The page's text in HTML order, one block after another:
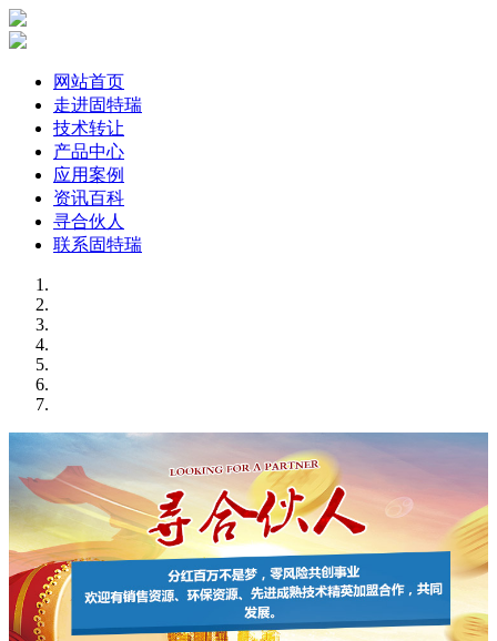
网站首页
走进固特瑞
技术转让
产品中心
应用案例
资讯百科
寻合伙人
联系固特瑞